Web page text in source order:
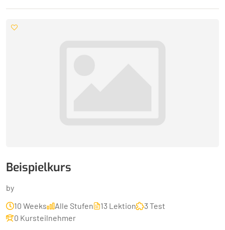
Beispielkurs
by
10 Weeks
Alle Stufen 13 Lektion
3 Test
0 Kursteilnehmer